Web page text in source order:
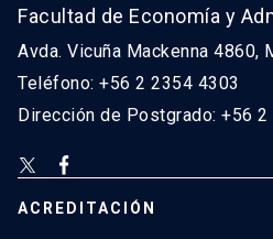
Facultad de Economía y
Avda. Vicuña Mackenna 4860,
Teléfono: +56 2 2354 4303
Dirección de Postgrado: +56 2
ACREDITACIÓN